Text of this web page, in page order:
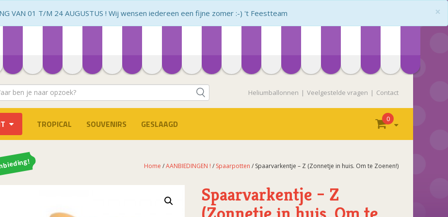
×
VAN 01 T/M 24 AUGUSTUS ! Wij wensen iedereen een fijne zomer :-) 't Feestteam
Heliumballonnen Veelgestelde vragen Contact
TROPICAL SOUVENIRS GESLAAGD 0
Home /AANBIEDINGEN ! / Spaarpotten / Spaarvarkentje – Z (Zonnetje in huis. Om te Zoenen!)
Spaarvarkentje – Z